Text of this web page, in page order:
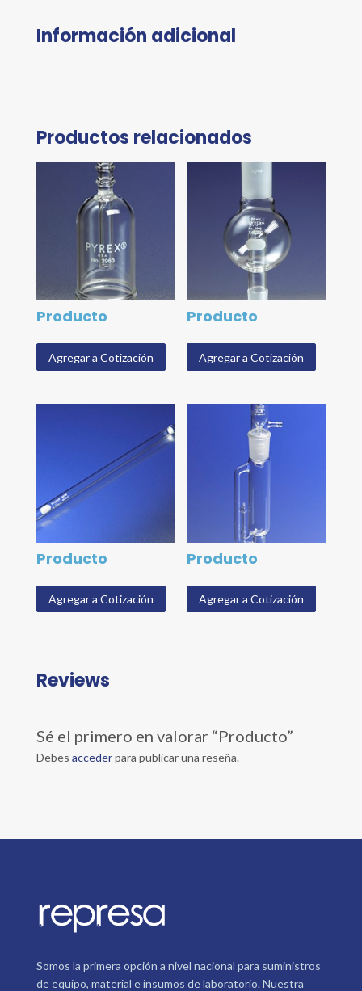
Información adicional
Productos relacionados
Producto
Agregar a Cotización
Producto
Agregar a Cotización
Producto
Agregar a Cotización
Producto
Agregar a Cotización
Reviews
Sé el primero en valorar “Producto”
Debes accederpara publicar una reseña.
Somos la primera opción a nivel nacional para suministros
de equipo, material e insumos de laboratorio. Nuestra